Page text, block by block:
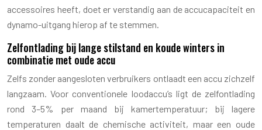
accessoires heeft, doet er verstandig aan de accucapaciteit en
dynamo-uitgang hierop af te stemmen.
Zelfontlading bij lange stilstand en koude winters in
combinatie met oude accu
Zelfs zonder aangesloten verbruikers ontlaadt een accu zichzelf
langzaam. Voor conventionele loodaccu’s ligt de zelfontlading
rond 3–5% per maand bij kamertemperatuur; bij lagere
temperaturen daalt de chemische activiteit, maar een oude